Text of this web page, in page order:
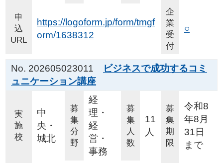
申
込
URL
https://logoform.jp/form/tmgf
orm/1638312
企
業
受
付
○
No. 202605023011
ビジネスで成功するコミ
ュニケーション講座
実
施
校
中
央・
城北
募
集
分
野
経
理・
経
営・
事務
募
集
人
数
11
人
募
集
期
限
令和8
年8月
31日
まで